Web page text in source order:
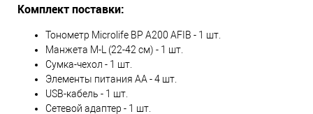
Комплект поставки:
Тонометр Microlife BP A200 AFIB - 1 шт.
Манжета M-L (22-42 см) - 1 шт.
Сумка-чехол - 1 шт.
Элементы питания AA - 4 шт.
USB-кабель - 1 шт.
Сетевой адаптер - 1 шт.